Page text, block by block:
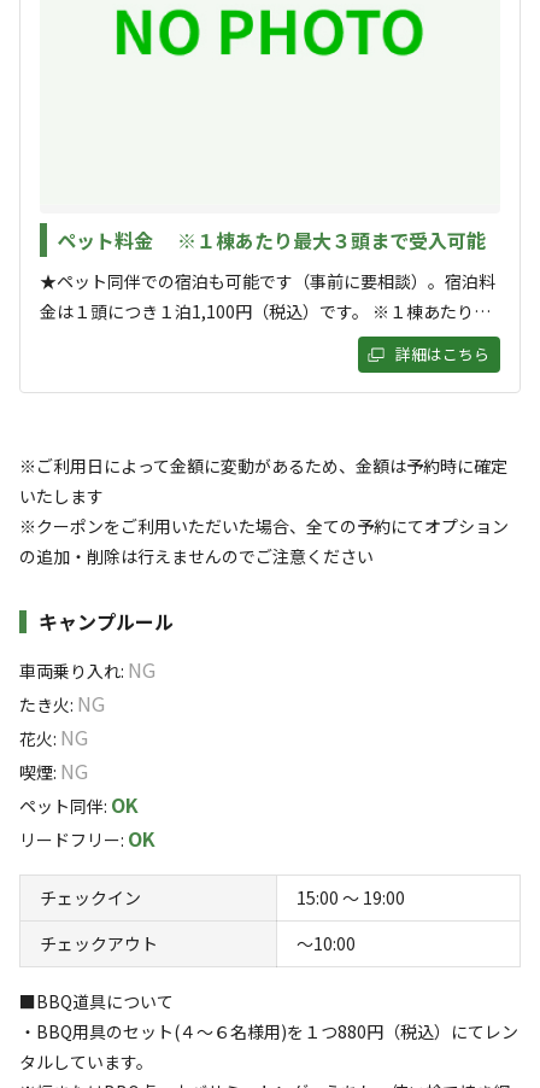
ペット料金 ※１棟あたり最大３頭まで受入可能
★ペット同伴での宿泊も可能です（事前に要相談）。宿泊料
金は１頭につき１泊1,100円（税込）です。 ※１棟あたり最
大３頭まで受入が可能です。 ※犬・猫以外のペットは、ご予
約の際にお伝えください。 ※お部屋の中では自由に放して頂
い。
詳細はこちら
※ご利用日によって金額に変動があるため、金額は予約時に確定
いたします
※クーポンをご利用いただいた場合、全ての予約にてオプション
の追加・削除は行えませんのでご注意ください
キャンプルール
車両乗り入れ: NG
たき火: NG
花火: NG
喫煙: NG
ペット同伴: OK
リードフリー: OK
チェックイン
15:00 〜 19:00
チェックアウト
〜10:00
■BBQ道具について
・BBQ用具のセット(４～６名様用)を１つ880円（税込）にてレン
タルしています。
🌿【A-01｜コテージ｜１名定員】 ★ペット
AC電
源
定員 1名 面積: 39m² 寝室: 1室 寝具: 5組
※利用日、人数によって変動する場合があります。
宿泊 コテージ
🌿【A-02｜コテージ｜２名定員】 ★ペット
可